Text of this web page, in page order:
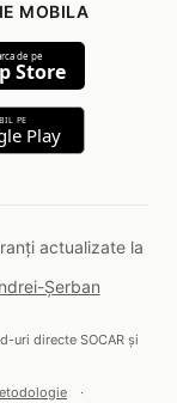
MOBILA
de pe
Store
PE
Play
actualizate la
Șerban
uri directe SOCAR și
·